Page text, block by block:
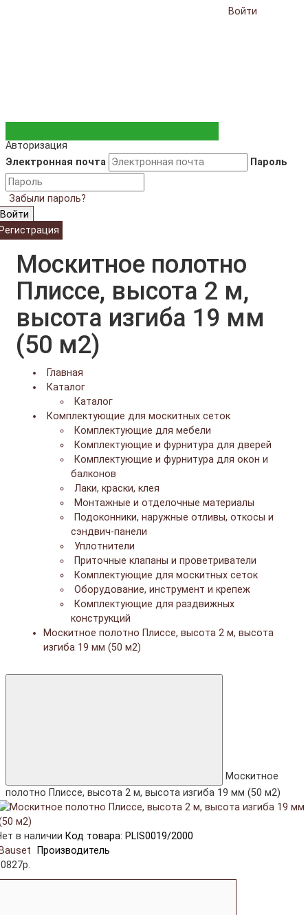
Войти
Авторизация
Электронная почта
Пароль
Забыли пароль?
Войти
Москитное полотно
Плиссе, высота 2 м,
высота изгиба 19 мм
(50 м2)
Главная
Каталог
Каталог
Комплектующие для москитных сеток
Комплектующие для мебели
Комплектующие и фурнитура для дверей
Комплектующие и фурнитура для окон и
балконов
Лаки, краски, клея
Монтажные и отделочные материалы
Подоконники, наружные отливы, откосы и
сэндвич-панели
Уплотнители
Приточные клапаны и проветриватели
Комплектующие для москитных сеток
Оборудование, инструмент и крепеж
Комплектующие для раздвижных
конструкций
Москитное полотно Плиссе, высота 2 м, высота
изгиба 19 мм (50 м2)
Москитное
полотно Плиссе, высота 2 м, высота изгиба 19 мм (50 м2)
в наличии Код товара: PLIS0019/2000
Производитель